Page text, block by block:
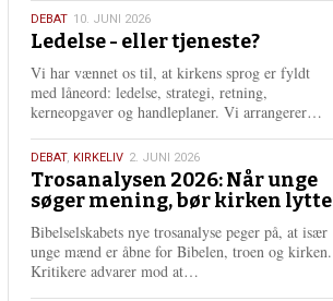
s
e
r
e
10.
juni
2026
DEBAT 10. JUNI 2026
Ledelse - eller tjeneste?
Vi har vænnet os til, at kirkens sprog er fyldt
med låneord: ledelse, strategi, retning,
kerneopgaver og handleplaner. Vi arrangerer…
r
e
2.
juni
2026
DEBAT, KIRKELIV 2. JUNI 2026
Trosanalysen 2026: Når unge
søger mening, bør kirken lytte
Bibelselskabets nye trosanalyse peger på, at især
unge mænd er åbne for Bibelen, troen og kirken.
Kritikere advarer mod at…